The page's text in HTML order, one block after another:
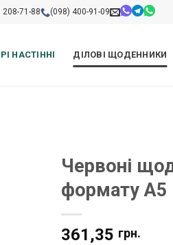
208-71-88 (098) 400-91-09
НАСТІННІ ДІЛОВІ ЩОДЕННИКИ
Червоні
формату А5
361,35 грн.